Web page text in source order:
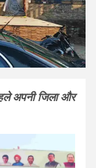
अपनी जिला और